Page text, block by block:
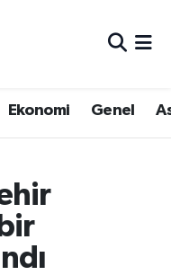
Ekonomi Genel